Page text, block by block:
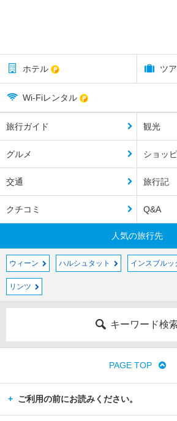
ホテル ツ
Wi-Fiレンタル
旅行ガイド 観光
グルメ ショッ
交通 旅行記
クチコミ Q&A
人気の旅行先
ウィーン ハルシュタット インスブルッ
リンツ
キーワード検
PAGE TOP
ご利用の前にお読みください。